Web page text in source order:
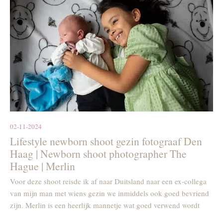
02-11-2024
Lifestyle newborn shoot gezin fotograaf Den
Haag | Newborn shoot photographer The
Hague | Merlin
Voor deze shoot reisde ik af naar Duitsland naar een ex-collega
van mijn man met wiens gezin we inmiddels ook goed bevriend
zijn. Merlin is een heerlijk mannetje wat goed verwend wordt